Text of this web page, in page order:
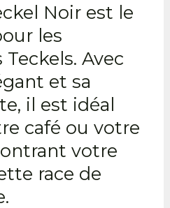
Noir est le
les
Avec
et sa
il est idéal
café ou votre
votre
race de